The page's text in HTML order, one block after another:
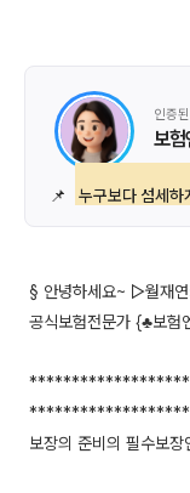
인증
보
📌 누구보다 섬세하
§ 안녕하세요~ ▷월재
공식보험전문가 {♣보
보장의 준비의 필수보